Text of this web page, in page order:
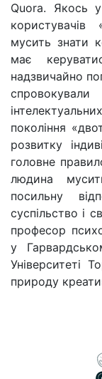
Quora. Якось
мусить знати
має
надзвичайно
покоління
розвитку
головне
людина
посильну
суспільство і
професор
у
Університеті
природу